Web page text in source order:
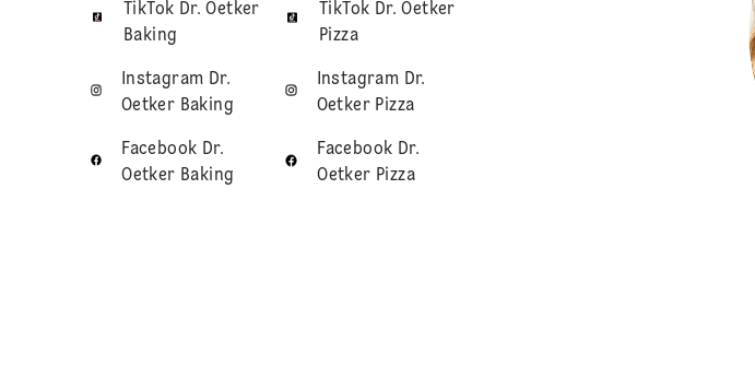
TikTok Dr. Oetker
Baking
TikTok Dr. Oetker
Pizza
Instagram Dr.
Oetker Baking
Instagram Dr.
Oetker Pizza
Facebook Dr.
Oetker Baking
Facebook Dr.
Oetker Pizza